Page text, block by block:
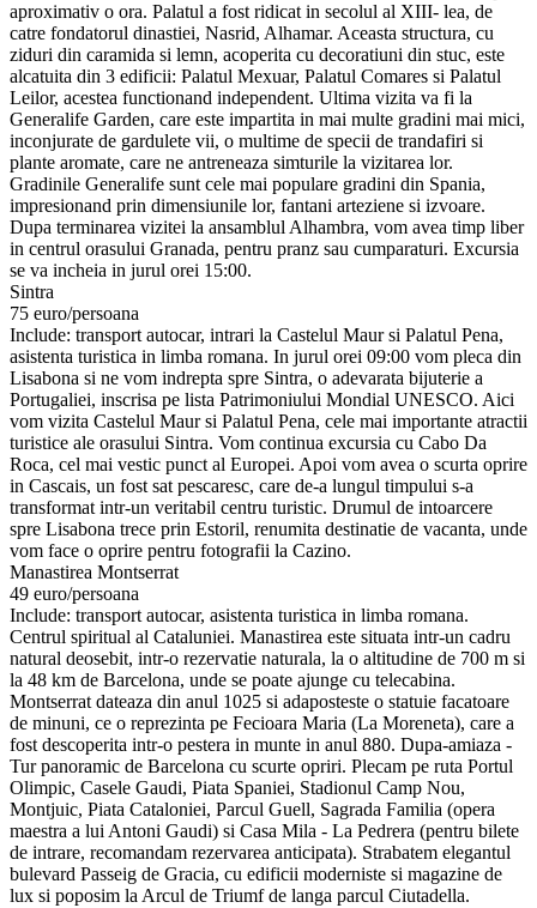
aproximativ o ora. Palatul a fost ridicat in secolul al XIII- lea, de
catre fondatorul dinastiei, Nasrid, Alhamar. Aceasta structura, cu
ziduri din caramida si lemn, acoperita cu decoratiuni din stuc, este
alcatuita din 3 edificii: Palatul Mexuar, Palatul Comares si Palatul
Leilor, acestea functionand independent. Ultima vizita va fi la
Generalife Garden, care este impartita in mai multe gradini mai mici,
inconjurate de gardulete vii, o multime de specii de trandafiri si
plante aromate, care ne antreneaza simturile la vizitarea lor.
Gradinile Generalife sunt cele mai populare gradini din Spania,
impresionand prin dimensiunile lor, fantani arteziene si izvoare.
Dupa terminarea vizitei la ansamblul Alhambra, vom avea timp liber
in centrul orasului Granada, pentru pranz sau cumparaturi. Excursia
se va incheia in jurul orei 15:00.
Sintra
75 euro/persoana
Include: transport autocar, intrari la Castelul Maur si Palatul Pena,
asistenta turistica in limba romana. In jurul orei 09:00 vom pleca din
Lisabona si ne vom indrepta spre Sintra, o adevarata bijuterie a
Portugaliei, inscrisa pe lista Patrimoniului Mondial UNESCO. Aici
vom vizita Castelul Maur si Palatul Pena, cele mai importante atractii
turistice ale orasului Sintra. Vom continua excursia cu Cabo Da
Roca, cel mai vestic punct al Europei. Apoi vom avea o scurta oprire
in Cascais, un fost sat pescaresc, care de-a lungul timpului s-a
transformat intr-un veritabil centru turistic. Drumul de intoarcere
spre Lisabona trece prin Estoril, renumita destinatie de vacanta, unde
vom face o oprire pentru fotografii la Cazino.
Manastirea Montserrat
49 euro/persoana
Include: transport autocar, asistenta turistica in limba romana.
Centrul spiritual al Cataluniei. Manastirea este situata intr-un cadru
natural deosebit, intr-o rezervatie naturala, la o altitudine de 700 m si
la 48 km de Barcelona, unde se poate ajunge cu telecabina.
Montserrat dateaza din anul 1025 si adaposteste o statuie facatoare
de minuni, ce o reprezinta pe Fecioara Maria (La Moreneta), care a
fost descoperita intr-o pestera in munte in anul 880. Dupa-amiaza -
Tur panoramic de Barcelona cu scurte opriri. Plecam pe ruta Portul
Olimpic, Casele Gaudi, Piata Spaniei, Stadionul Camp Nou,
Montjuic, Piata Cataloniei, Parcul Guell, Sagrada Familia (opera
maestra a lui Antoni Gaudi) si Casa Mila - La Pedrera (pentru bilete
de intrare, recomandam rezervarea anticipata). Strabatem elegantul
bulevard Passeig de Gracia, cu edificii moderniste si magazine de
lux si poposim la Arcul de Triumf de langa parcul Ciutadella.